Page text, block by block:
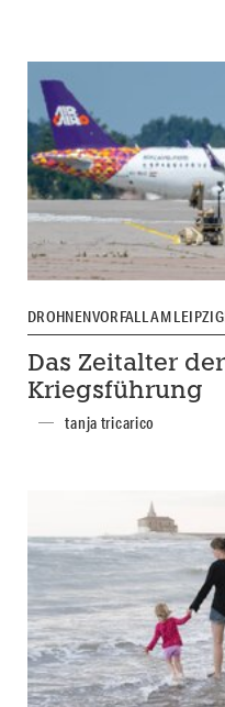
DROHNENVORFALL AM
Das Zeitalter
Kriegsführung
tanja tricarico